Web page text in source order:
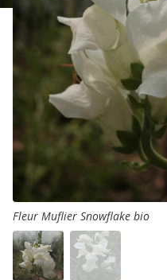
Fleur Muflier Snowflake bio